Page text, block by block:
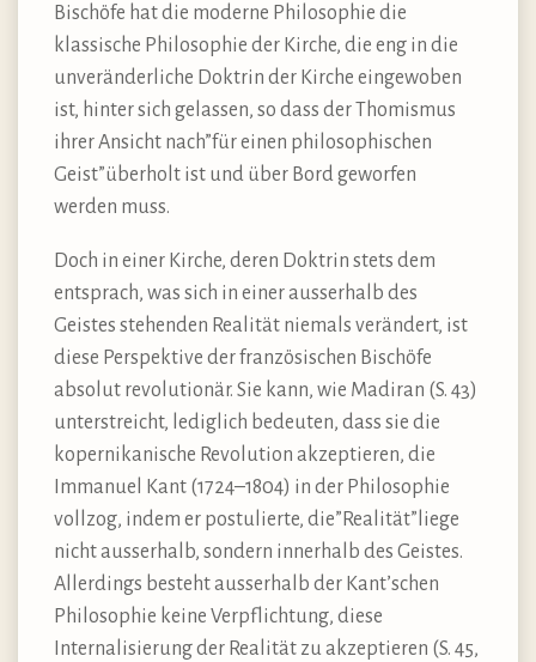
Bischöfe hat die moderne Philosophie die
klassische Philosophie der Kirche, die eng in die
unveränderliche Doktrin der Kirche eingewoben
ist, hinter sich gelassen, so dass der Thomismus
ihrer Ansicht nach”für einen philosophischen
Geist”überholt ist und über Bord geworfen
werden muss.
Doch in einer Kirche, deren Doktrin stets dem
entsprach, was sich in einer ausserhalb des
Geistes stehenden Realität niemals verändert, ist
diese Perspektive der französischen Bischöfe
absolut revolutionär. Sie kann, wie Madiran (S. 43)
unterstreicht, lediglich bedeuten, dass sie die
kopernikanische Revolution akzeptieren, die
Immanuel Kant (1724–1804) in der Philosophie
vollzog, indem er postulierte, die”Realität”liege
nicht ausserhalb, sondern innerhalb des Geistes.
Allerdings besteht ausserhalb der Kant’schen
Philosophie keine Verpflichtung, diese
Internalisierung der Realität zu akzeptieren (S. 45,